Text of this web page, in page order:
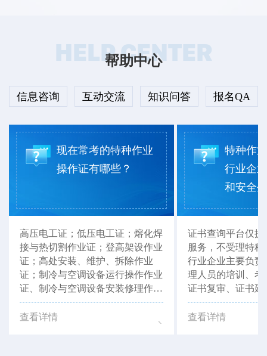
HELP CENTER
帮助中心
信息咨询 互动交流 知识问答 报名QA
现在常考的特种作业
操作证有哪些？
高压电工证；低压电工证；熔化焊
接与热切割作业证；登高架设作业
证；高处安装、维护、拆除作业
证；制冷与空调设备运行操作作业
证、制冷与空调设备安装修理作业
证等。以上证书，湖北省思特职业
培训学校均可报考。
查看详情
特种作
行业企
和安全
证书查询平台仅
服务，不受理特
行业企业主要负
理人员的培训、
证书复审、证书
以联系当地有资
如：湖北省思特
查看详情